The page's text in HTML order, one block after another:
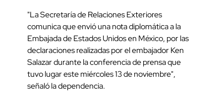
"La Secretaría de Relaciones Exteriores
comunica que envió una nota diplomática a la
Embajada de Estados Unidos en México, por las
declaraciones realizadas por el embajador Ken
Salazar durante la conferencia de prensa que
tuvo lugar este miércoles 13 de noviembre",
señaló la dependencia.